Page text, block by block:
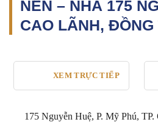
NỀN – NHÀ 175
CAO LÃNH, ĐỒNG
XEM TRỰC TIẾP
175 Nguyễn Huệ, P. Mỹ Phú,